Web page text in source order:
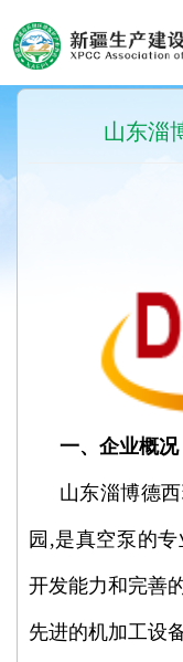
山东淄
一、 企业概况
山东淄博德
园,是真空泵的
开发能力和完善
先进的机加工设